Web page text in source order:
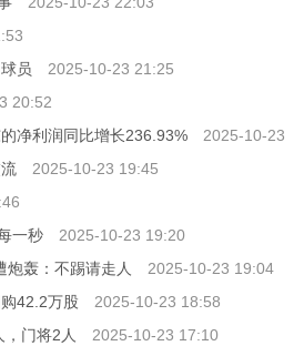
员
2025-10-23 21:25
20:52
净利润同比增长236.93%
2025-10-23
2025-10-23 19:45
一秒
2025-10-23 19:20
炮轰：不踢请走人
2025-10-23 19:04
42.2万股
2025-10-23 18:58
门将2人
2025-10-23 17:10